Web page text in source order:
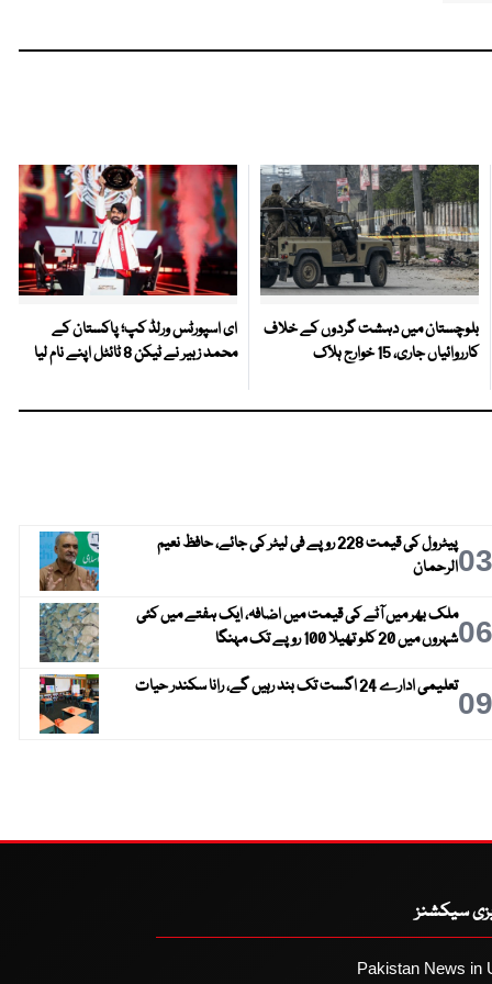
بلوچستان میں دہشت گردوں کے خلاف
کارروائیاں جاری، 15 خوارج ہلاک
ای اسپورٹس ورلڈ کپ؛ پاکستان کے
محمد زبیر نے ٹیکن 8 ٹائٹل اپنے نام لیا
03
پیٹرول کی قیمت 228 روپے فی لیٹر کی جائے، حافظ نعیم
الرحمان
06ملک بھر میں آٹے کی قیمت میں اضافہ، ایک ہفتے میں کئی
شہروں میں 20 کلو تھیلا 100 روپے تک مہنگا
09تعلیمی ادارے 24 اگست تک بند رہیں گے، رانا سکندر حیات
سیکشنز
Pakistan News in